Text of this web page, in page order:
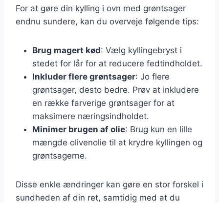
For at gøre din kylling i ovn med grøntsager
endnu sundere, kan du overveje følgende tips:
Brug magert kød: Vælg kyllingebryst i
stedet for lår for at reducere fedtindholdet.
Inkluder flere grøntsager: Jo flere
grøntsager, desto bedre. Prøv at inkludere
en række farverige grøntsager for at
maksimere næringsindholdet.
Minimer brugen af olie: Brug kun en lille
mængde olivenolie til at krydre kyllingen og
grøntsagerne.
Disse enkle ændringer kan gøre en stor forskel i
sundheden af din ret, samtidig med at du